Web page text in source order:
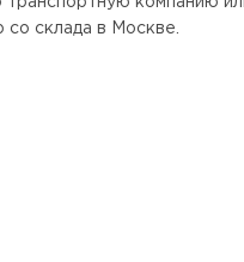
со склада в Москве.